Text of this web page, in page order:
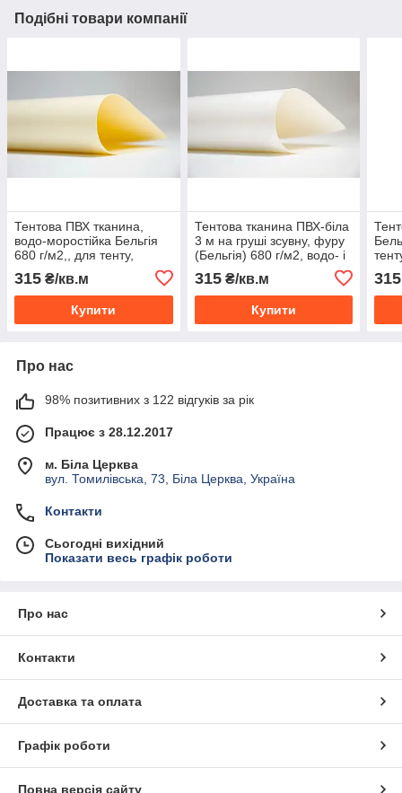
Подібні товари компанії
Тентова ПВХ тканина,
водо-моростійка Бельгія
680 г/м2,, для тенту,
альтанку, намети.
315 ₴/кв.м
Купити
Тентова тканина ПВХ-біла
3 м на груші зсувну, фуру
(Бельгія) 680 г/м2, водо- і
315₴/кв.м
Купити
315
Про нас
98% позитивних з 122 відгуків за рік
Працює з 28.12.2017
м. Біла Церква
вул. Томилівська, 73, Біла Церква, Україна
Контакти
Сьогодні вихідний
Показати весь графік роботи
Про нас
Контакти
Доставка та оплата
Графік роботи
Повна версія сайту